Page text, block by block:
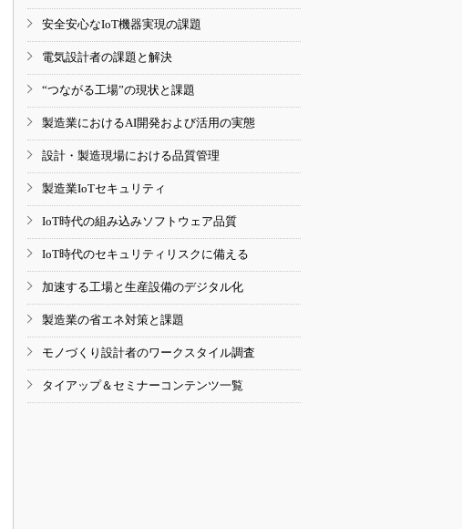
安全安心なIoT機器実現の課題
電気設計者の課題と解決
“つながる工場”の現状と課題
製造業におけるAI開発および活用の実態
設計・製造現場における品質管理
製造業IoTセキュリティ
IoT時代の組み込みソフトウェア品質
IoT時代のセキュリティリスクに備える
加速する工場と生産設備のデジタル化
製造業の省エネ対策と課題
モノづくり設計者のワークスタイル調査
タイアップ＆セミナーコンテンツ一覧